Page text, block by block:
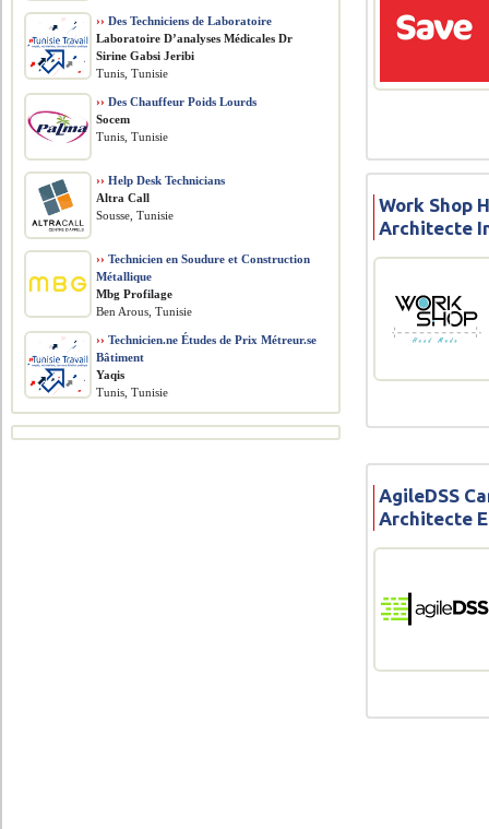
Work Shop
Architecte
AgileDSS
Architecte
›› Des Techniciens de Laboratoire
Laboratoire D’analyses Médicales Dr
Sirine Gabsi Jeribi
Tunis, Tunisie
›› Des Chauffeur Poids Lourds
Socem
Tunis, Tunisie
›› Help Desk Technicians
Altra Call
Sousse, Tunisie
›› Technicien en Soudure et Construction
Métallique
Mbg Profilage
Ben Arous, Tunisie
›› Technicien.ne Études de Prix Métreur.se
Bâtiment
Yaqis
Tunis, Tunisie